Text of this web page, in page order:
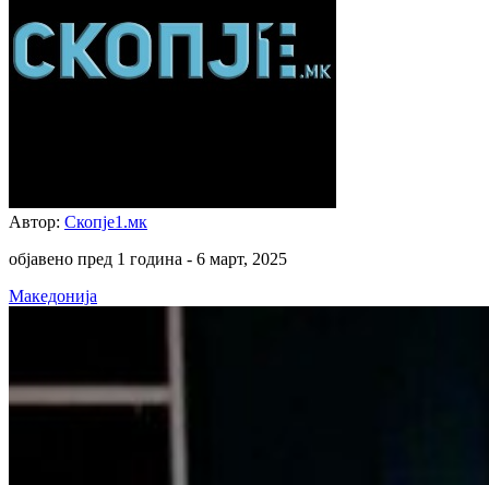
Автор: Скопје1.мк
објавено пред 1 година - 6 март, 2025
Македонија